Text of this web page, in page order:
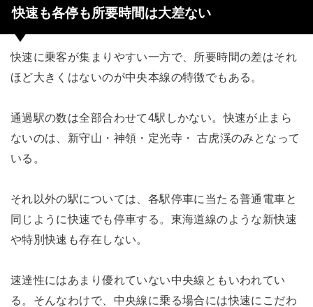
快速も各停も所要時間は大差ない
快速に乗客が集まりやすい一方で、所要時間の差はそれ
ほど大きくはないのが中央本線の特徴でもある。
通過駅の数は全部合わせて4駅しかない。快速が止まら
ないのは、新守山・神領・定光寺・ 古虎渓のみとなって
いる。
それ以外の駅については、各駅停車に当たる普通電車と
同じように快速でも停車する。東海道線のような新快速
や特別快速も存在しない。
速達性にはあまり優れていない中央線ともいわれてい
る。そんなわけで、中央線に乗る場合には快速にこだわ